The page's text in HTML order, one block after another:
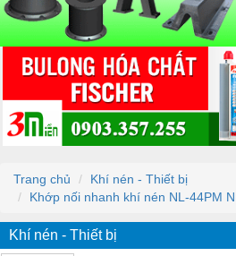
Trang chủ
Khí nén - Thiết bị
Khớp nối nhanh khí nén NL-44PM
Khí nén - Thiết bị